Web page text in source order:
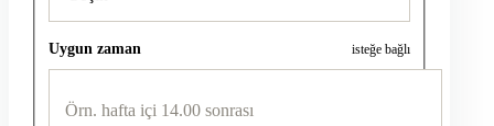
Uygun zaman isteğe bağlı